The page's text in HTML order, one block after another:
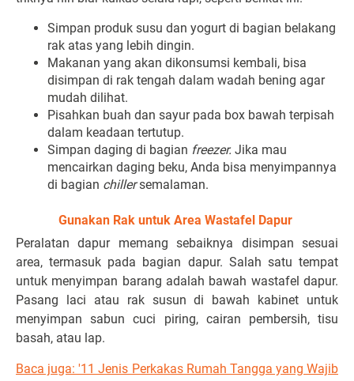
Simpan produk susu dan yogurt di bagian belakang
rak atas yang lebih dingin.
Makanan yang akan dikonsumsi kembali, bisa
disimpan di rak tengah dalam wadah bening agar
mudah dilihat.
Pisahkan buah dan sayur pada box bawah terpisah
dalam keadaan tertutup.
Simpan daging di bagian freezer. Jika mau
mencairkan daging beku, Anda bisa menyimpannya
di bagian chillersemalaman.
Gunakan Rak untuk Area Wastafel Dapur
Peralatan dapur memang sebaiknya disimpan sesuai
area, termasuk pada bagian dapur. Salah satu tempat
untuk menyimpan barang adalah bawah wastafel dapur.
Pasang laci atau rak susun di bawah kabinet untuk
menyimpan sabun cuci piring, cairan pembersih, tisu
basah, atau lap.
Baca juga: '11 Jenis Perkakas Rumah Tangga yang Wajib